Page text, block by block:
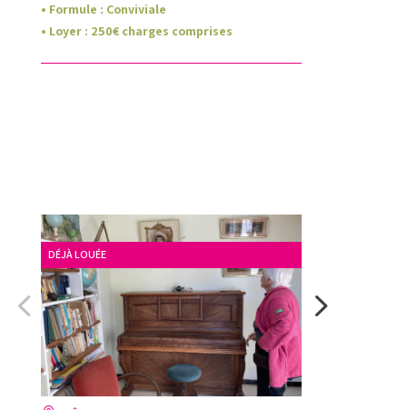
• Formule : Conviviale
• Loyer: 250€ charges comprises
DÉJÀ LOUÉE